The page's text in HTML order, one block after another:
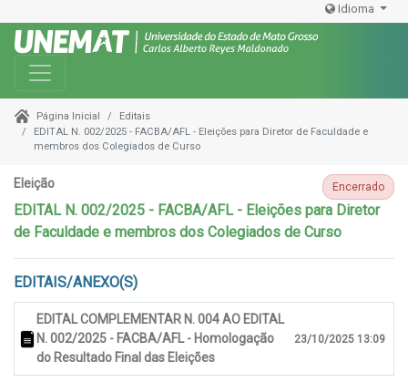
Idioma
Toggle navigation
Página Inicial
Editais
EDITAL N. 002/2025 - FACBA/AFL - Eleições para Diretor de Faculdade e
membros dos Colegiados de Curso
Eleição Encerrado
EDITAL N. 002/2025 - FACBA/AFL - Eleições para Diretor
de Faculdade e membros dos Colegiados de Curso
EDITAIS/ANEXO(S)
EDITAL COMPLEMENTAR N. 004 AO EDITAL
N. 002/2025 - FACBA/AFL - Homologação
do Resultado Final das Eleições
23/10/2025 13:09